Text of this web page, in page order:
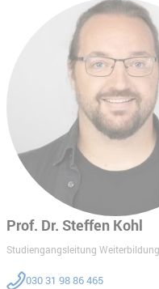
Prof. Dr. Steffen Kohl
Studiengangsleitung
030 31 98 86 465